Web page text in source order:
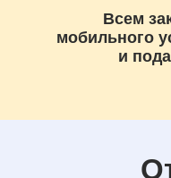
Всем
мобильного
и